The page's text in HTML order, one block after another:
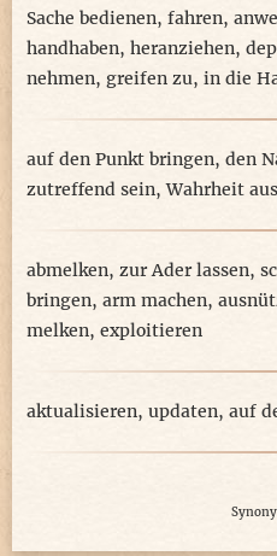
Sache bedienen, fahren,
handhaben, heranziehen,
nehmen, greifen zu, in die
auf den Punkt bringen, den
zutreffend sein,Wahrheit
abmelken, zur Ader lassen,
bringen, arm machen,
melken, exploitieren
aktualisieren, updaten, auf